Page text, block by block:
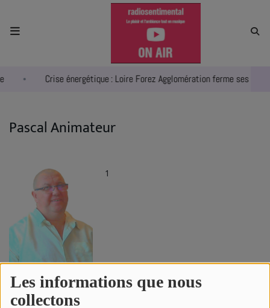
Les informations que nous
collectons
Crise énergétique : Loire Forez Agglomération ferme ses deux
ACTUALITÉS
AGENDA
EMISSIONS
EQUIPES
INFO CONCERT
SPORT
PUBLICITÉS
Pascal Animateur
25 août 2022 - 13:13
1